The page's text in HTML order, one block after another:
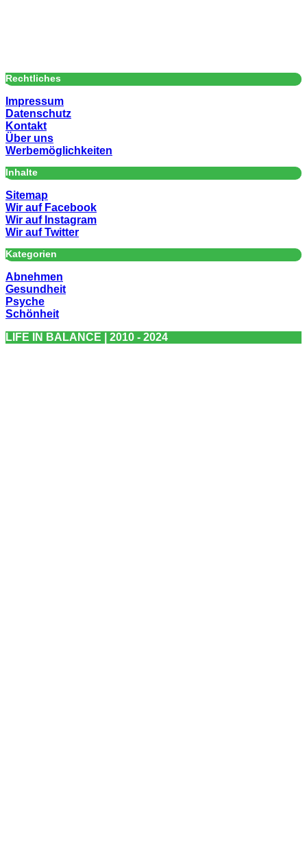
Rechtliches
Impressum
Datenschutz
Kontakt
Über uns
Werbemöglichkeiten
Inhalte
Sitemap
Wir auf Facebook
Wir auf Instagram
Wir auf Twitter
Kategorien
Abnehmen
Gesundheit
Psyche
Schönheit
LIFE IN BALANCE | 2010 - 2024